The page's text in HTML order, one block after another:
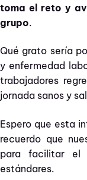
toma el reto y
grupo.
Qué grato sería
y enfermedad
trabajadores
jornada sanos y
Espero que esta
recuerdo que
para facilitar el
estándares.